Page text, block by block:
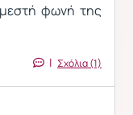
φωνή της
| Σχόλια (1)